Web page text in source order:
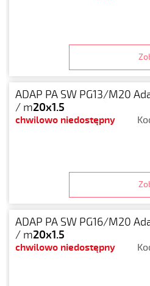
ADAP PA SW PG13/M20
/ m20x1.5
chwilowo niedostępny
ADAP PA SW PG16/M20
/ m20x1.5
chwilowo niedostępny